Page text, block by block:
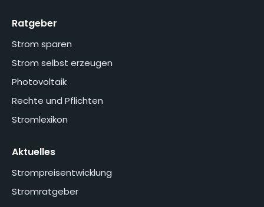
Ratgeber
Strom sparen
Strom selbst erzeugen
Photovoltaik
Rechte und Pflichten
Stromlexikon
Aktuelles
Strompreisentwicklung
Stromratgeber